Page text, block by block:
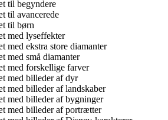
til begyndere
til avancerede
til børn
med lyseffekter
med ekstra store diamanter
med små diamanter
med forskellige farver
med billeder af dyr
med billeder af landskaber
med billeder af bygninger
med billeder af portrætter